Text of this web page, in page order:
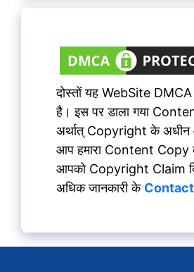
दोस्तों यह WebSite
है। इस पर डाला गया
अर्थात् Copyright के अधीन
आप हमारा Content Copy
आपको Copyright Claim
अधिक जानकारी के Contact